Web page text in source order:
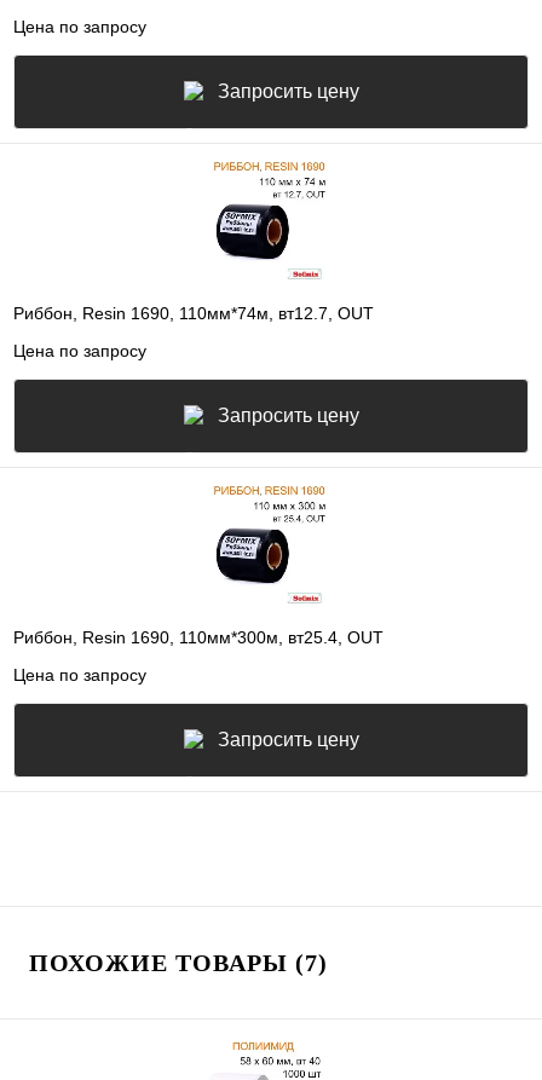
Цена по запросу
Запросить цену
Риббон, Resin 1690, 110мм*74м, вт12.7, OUT
Цена по запросу
Запросить цену
Риббон, Resin 1690, 110мм*300м, вт25.4, OUT
Цена по запросу
Запросить цену
ПОХОЖИЕ ТОВАРЫ (7)